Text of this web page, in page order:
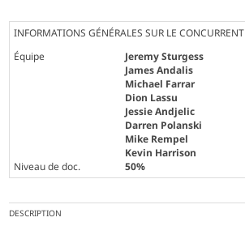
INFORMATIONS GÉNÉRALES SUR LE CONCURRENT
Équipe
Jeremy Sturgess
James Andalis
Michael Farrar
Dion Lassu
Jessie Andjelic
Darren Polanski
Mike Rempel
Kevin Harrison
Niveau de doc.
50%
DESCRIPTION